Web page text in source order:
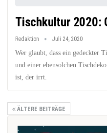
Tischkultur 2020:
Redaktion Juli 24, 2020
Wer glaubt, dass ein gedeckter
und einer ebensolchen
ist, der irrt.
ÄLTERE BEITRÄGE